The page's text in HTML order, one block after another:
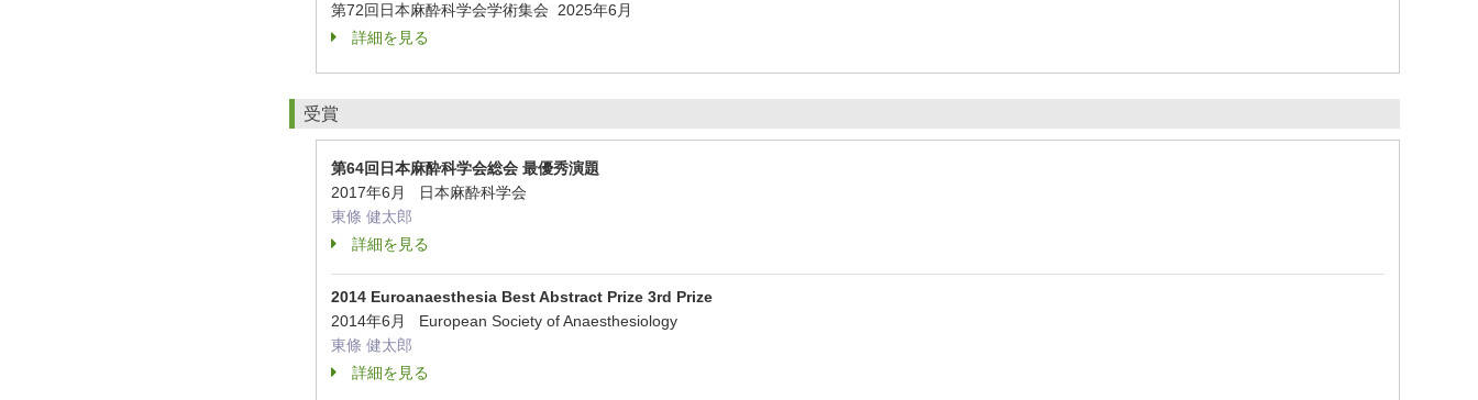
第72回日本麻酔科学会学術集会 2025年6月
詳細を見る
受賞
第64回日本麻酔科学会総会 最優秀演題
2017年6月 日本麻酔科学会
東條 健太郎
詳細を見る
2014 Euroanaesthesia Best Abstract Prize 3rd Prize
2014年6月 European Society of Anaesthesiology
東條 健太郎
詳細を見る